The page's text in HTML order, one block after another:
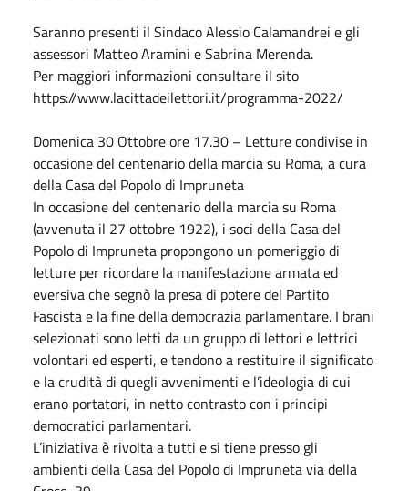
Saranno presenti il Sindaco Alessio Calamandrei e gli
assessori Matteo Aramini e Sabrina Merenda.
Per maggiori informazioni consultare il sito
https://www.lacittadeilettori.it/programma-2022/
Domenica 30 Ottobreore 17.30 – Letture condivise in
occasione del centenario della marcia su Roma, a cura
della Casa del Popolo di Impruneta
In occasione del centenario della marcia su Roma
(avvenuta il 27 ottobre 1922), i soci della Casa del
Popolo di Impruneta propongono un pomeriggio di
letture per ricordare la manifestazione armata ed
eversiva che segnò la presa di potere del Partito
Fascista e la fine della democrazia parlamentare. I brani
selezionati sono letti da un gruppo di lettori e lettrici
volontari ed esperti, e tendono a restituire il significato
e la crudità di quegli avvenimenti e l’ideologia di cui
erano portatori, in netto contrasto con i principi
democratici parlamentari.
L’iniziativa è rivolta a tutti e si tiene presso gli
ambienti della Casa del Popolo di Impruneta via della